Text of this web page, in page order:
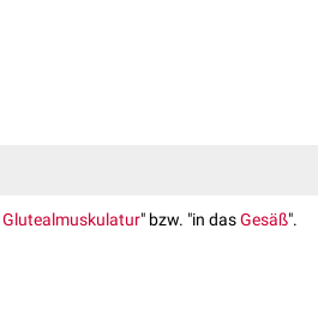
Glutealmuskulatur" bzw. "in dasGesäß".